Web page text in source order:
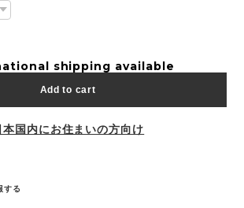
shipping available
Add to cart
本国内にお住まいの方向け
する